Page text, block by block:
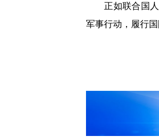
正如联合国人权
军事行动，履行